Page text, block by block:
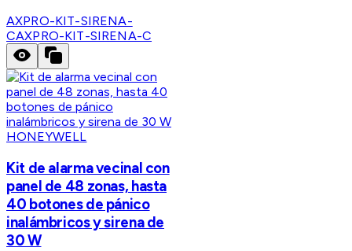
AXPRO-KIT-SIRENA-
CAXPRO-KIT-SIRENA-C
HONEYWELL
Kit de alarma vecinal con
panel de 48 zonas, hasta
40 botones de pánico
inalámbricos y sirena de
30 W